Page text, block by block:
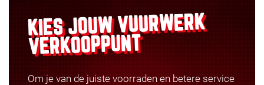
KIES JOUWVUURWERK
VERKOOPPUNT
Om je van de juiste voorraden en betere service